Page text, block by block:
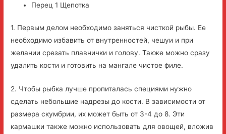
Перец 1 Щепотка
1. Первым делом необходимо заняться чисткой рыбы. Ее
необходимо избавить от внутренностей, чешуи и при
желании срезать плавнички и голову. Также можно сразу
удалить кости и готовить на мангале чистое филе.
2. Чтобы рыбка лучше пропиталась специями нужно
сделать небольшие надрезы до кости. В зависимости от
размера скумбрии, их может быть от 3-4 до 8. Эти
кармашки также можно использовать для овощей, вложив